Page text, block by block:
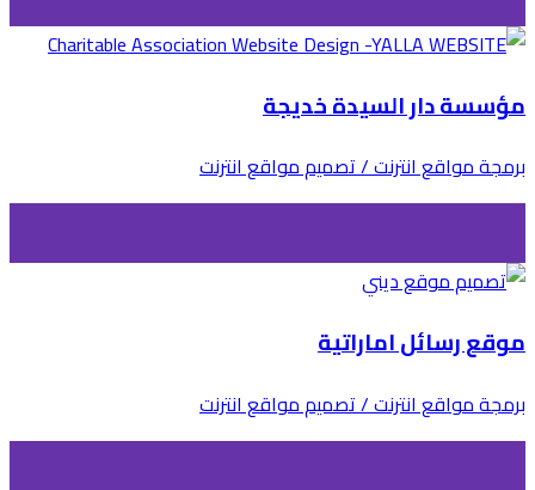
مؤسسة دار السيدة خديجة
برمجة مواقع انترنت / تصميم مواقع انترنت
موقع رسائل اماراتية
برمجة مواقع انترنت / تصميم مواقع انترنت